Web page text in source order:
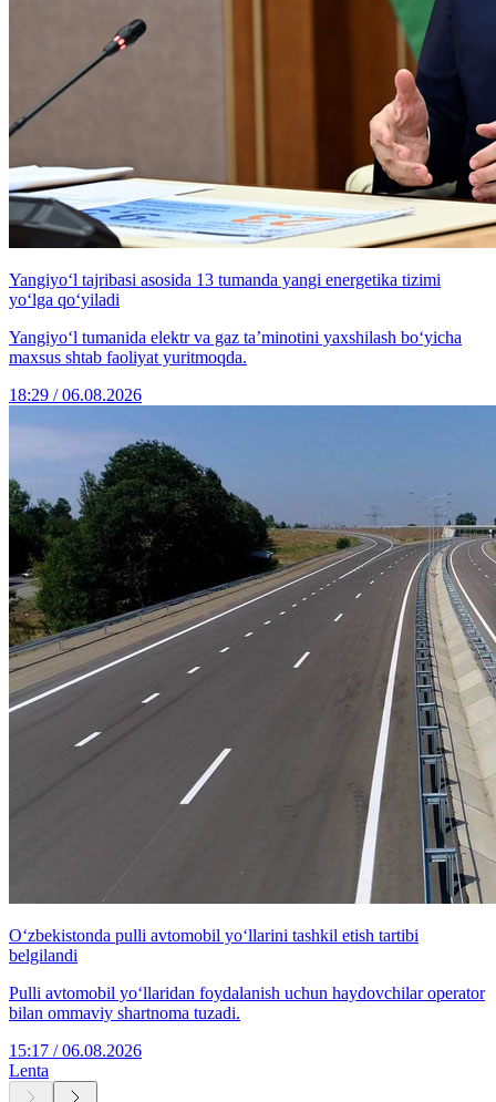
Yangiyo‘l tajribasi asosida 13 tumanda yangi energetika tizimi
yo‘lga qo‘yiladi
Yangiyo‘l tumanida elektr va gaz ta’minotini yaxshilash bo‘yicha
maxsus shtab faoliyat yuritmoqda.
18:29 / 06.08.2026
O‘zbekistonda pulli avtomobil yo‘llarini tashkil etish tartibi
belgilandi
Pulli avtomobil yo‘llaridan foydalanish uchun haydovchilar operator
bilan ommaviy shartnoma tuzadi.
15:17 / 06.08.2026
Lenta